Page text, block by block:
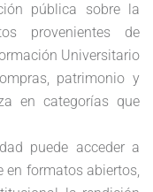
pública sobre la
provenientes de
Universitario
patrimonio y
en categorías que
puede acceder a
formatos abiertos,